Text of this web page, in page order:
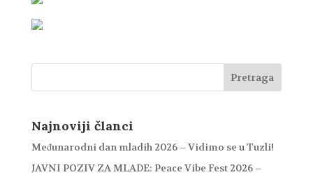
Najnoviji članci
Međunarodni dan mladih 2026 – Vidimo se u Tuzli!
JAVNI POZIV ZA MLADE: Peace Vibe Fest 2026 –